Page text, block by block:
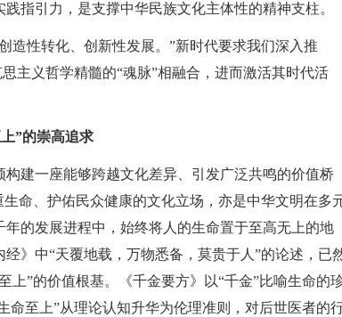
指引力，是支撑中华民族文化主体性的精神支柱。
造性转化、创新性发展。”新时代要求我们深入推
主义哲学精髓的“魂脉”相融合，进而激活其时代活
”的崇高追求
建一座能够跨越文化差异、引发广泛共鸣的价值桥
命、护佑民众健康的文化立场，亦是中华文明在多
的发展进程中，始终将人的生命置于至高无上的地
》中“天覆地载，万物悉备，莫贵于人”的论述，已
”的价值根基。《千金要方》以“千金”比喻生命的
命至上”从理论认知升华为伦理准则，对后世医者的